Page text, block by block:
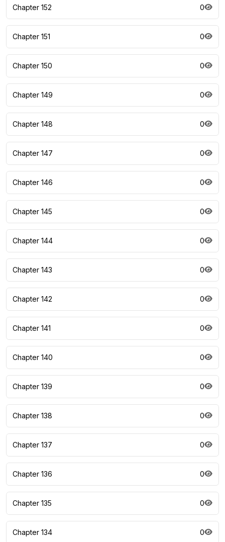
Chapter 152 0
Chapter 151 0
Chapter 150 0
Chapter 149 0
Chapter 148 0
Chapter 147 0
Chapter 146 0
Chapter 145 0
Chapter 144 0
Chapter 143 0
Chapter 142 0
Chapter 141 0
Chapter 140 0
Chapter 139 0
Chapter 138 0
Chapter 137 0
Chapter 136 0
Chapter 135 0
Chapter 134 0